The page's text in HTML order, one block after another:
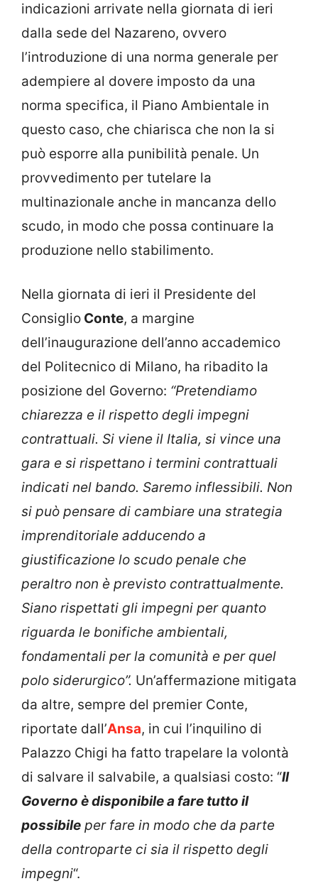
indicazioni arrivate nella giornata di ieri
dalla sede del Nazareno, ovvero
l’introduzione di una norma generale per
adempiere al dovere imposto da una
norma specifica, il Piano Ambientale in
questo caso, che chiarisca che non la si
può esporre alla punibilità penale. Un
provvedimento per tutelare la
multinazionale anche in mancanza dello
scudo, in modo che possa continuare la
produzione nello stabilimento.
Nella giornata di ieri il Presidente del
Consiglio Conte, a margine
dell’inaugurazione dell’anno accademico
del Politecnico di Milano, ha ribadito la
posizione del Governo: “Pretendiamo
chiarezza e il rispetto degli impegni
contrattuali. Si viene il Italia, si vince una
gara e si rispettano i termini contrattuali
indicati nel bando. Saremo inflessibili. Non
si può pensare di cambiare una strategia
imprenditoriale adducendo a
giustificazione lo scudo penale che
peraltro non è previsto contrattualmente.
Siano rispettati gli impegni per quanto
riguarda le bonifiche ambientali,
fondamentali per la comunità e per quel
polo siderurgico”. Un’affermazione mitigata
da altre, sempre del premier Conte,
riportate dall’Ansa, in cui l’inquilino di
Palazzo Chigi ha fatto trapelare la volontà
di salvare il salvabile, a qualsiasi costo: “Il
Governo è disponibile a fare tutto il
possibile per fare in modo che da parte
della controparte ci sia il rispetto degli
impegni“.